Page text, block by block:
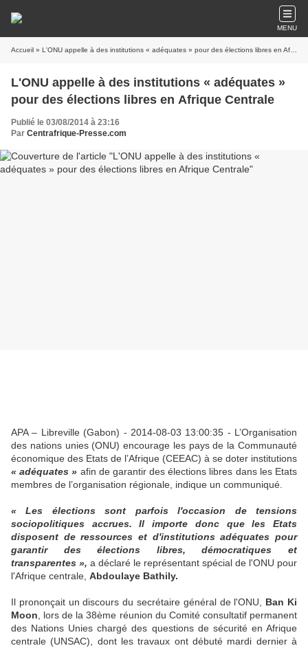
MENU
Accueil » L'ONU appelle à des institutions « adéquates » pour des élections libres en Afrique Centrale
L'ONU appelle à des institutions « adéquates »
pour des élections libres en Afrique Centrale
Publié le 03/08/2014 à 23:16
Par Centrafrique-Presse.com
APA – Libreville (Gabon) - 2014-08-03 13:00:35 - L’Organisation
des nations unies (ONU) encourage les pays de la Communauté
économique des Etats de l’Afrique (CEEAC) à se doter institutions
« adéquates » afin de garantir des élections libres dans les Etats
membres de l’organisation régionale, indique un communiqué.
« Les élections sont parfois l'occasion de tensions
sociopolitiques accrues. Il importe donc que les Etats
disposent de ressources et d'institutions adéquates pour
garantir des élections libres, démocratiques et
transparentes », a déclaré le représentant spécial de l'ONU pour
l'Afrique centrale, Abdoulaye Bathily.
Il prononçait un discours du secrétaire général de l'ONU, Ban Ki
Moon , lors de la 38ème réunion du Comité consultatif permanent
des Nations Unies chargé des questions de sécurité en Afrique
centrale (UNSAC), dont les travaux ont débuté mardi dernier à